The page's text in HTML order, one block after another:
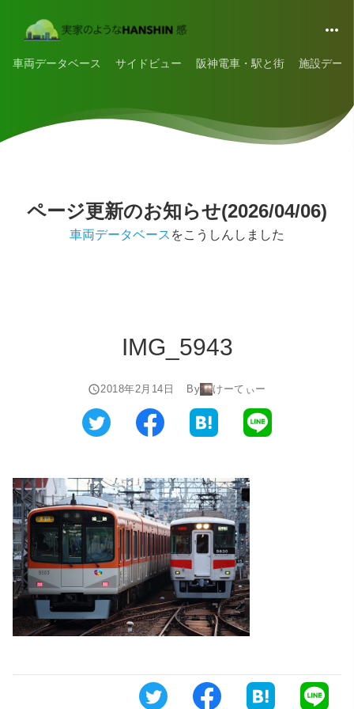
車両データベース サイドビュー 阪神電車・駅と街 施設デー
ページ更新のお知らせ(2026/04/06)
車両データベース をこうしんしました
IMG_5943
2018年2月14日 By けーてぃー